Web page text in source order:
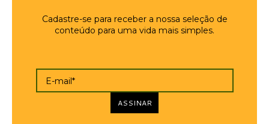
Cadastre-se para receber a nossa seleção de
conteúdo para uma vida mais simples.
E-mail*
ASSINAR